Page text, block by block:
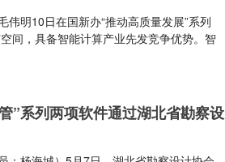
明10日在国新办“推动高质量发展”系列
间，具备智能计算产业先发竞争优势。智
”系列两项软件通过湖北省勘察设